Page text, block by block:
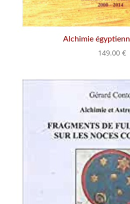
Alchimie
149.00 €